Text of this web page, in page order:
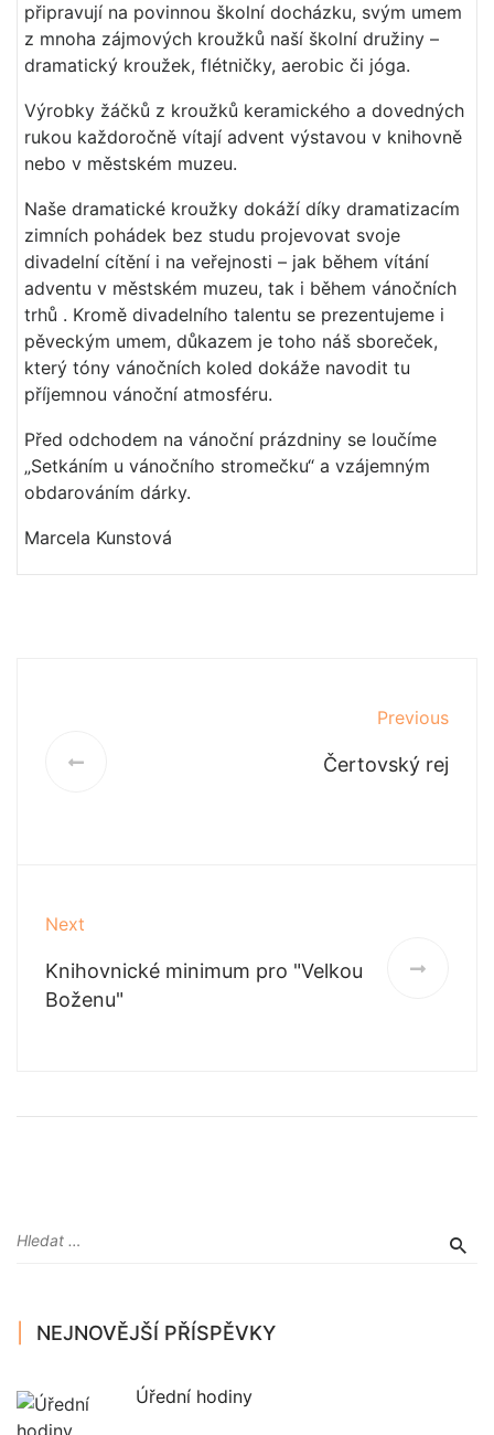
připravují na povinnou školní docházku, svým umem
z mnoha zájmových kroužků naší školní družiny –
dramatický kroužek, flétničky, aerobic či jóga.
Výrobky žáčků z kroužků keramického a dovedných
rukou každoročně vítají advent výstavou v knihovně
nebo v městském muzeu.
Naše dramatické kroužky dokáží díky dramatizacím
zimních pohádek bez studu projevovat svoje
divadelní cítění i na veřejnosti – jak během vítání
adventu v městském muzeu, tak i během vánočních
trhů . Kromě divadelního talentu se prezentujeme i
pěveckým umem, důkazem je toho náš sboreček,
který tóny vánočních koled dokáže navodit tu
příjemnou vánoční atmosféru.
Před odchodem na vánoční prázdniny se loučíme
„Setkáním u vánočního stromečku“ a vzájemným
obdarováním dárky.
Marcela Kunstová
Previous
Čertovský rej
Next
Knihovnické minimum pro "Velkou
Boženu"
NEJNOVĚJŠÍ PŘÍSPĚVKY
Úřední hodiny